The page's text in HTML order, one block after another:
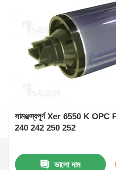
সামঞ্জস্যপূর্ণ Xer 6550 K
240 242 250 252
ভালো দাম